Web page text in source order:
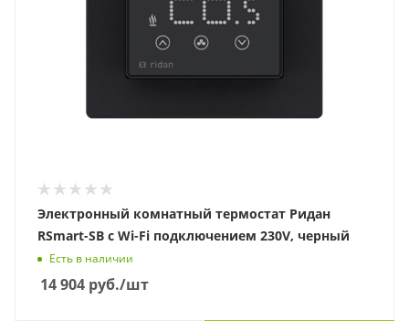
Электронный комнатный термостат Ридан
RSmart-SB с Wi-Fi подключением 230V, черный
Есть в наличии
14 904 руб./шт